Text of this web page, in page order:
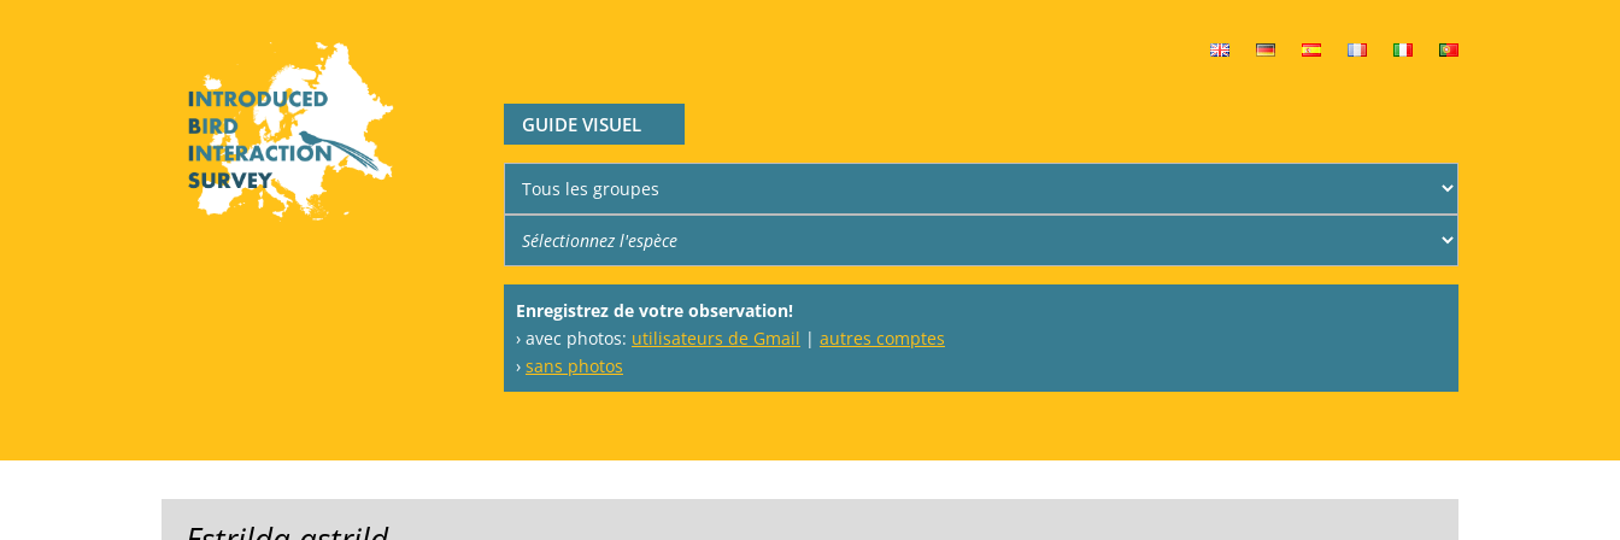
GUIDE VISUEL
Enregistrez de votre observation!
› avec photos: utilisateurs de Gmail | autres comptes
› sans photos